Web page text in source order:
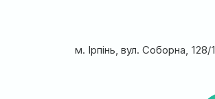
м. Ірпінь, вул. Соборна, 128/1